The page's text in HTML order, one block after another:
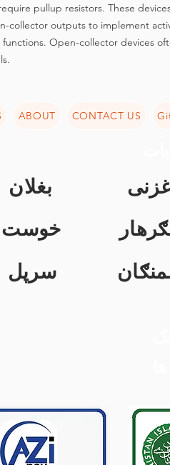
pullup resistors. These
collector outputs to implement
Open-collector devices
ABOUT CONTACT US
بغلان
خوست
سرپل